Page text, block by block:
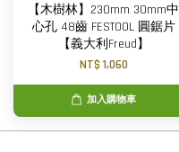
【木樹林】230mm 30mm中
心孔 48齒 FESTOOL 圓鋸片
【義大利Freud】
NT$ 1,060
加入購物車